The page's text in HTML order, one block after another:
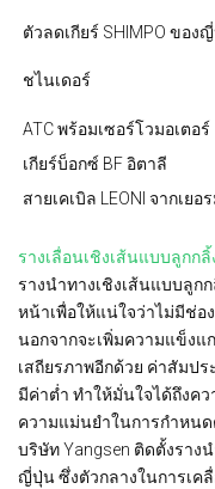
ตัวลดเกียร์ SHIMPO ของ
ชไนเดอร์
ATC พร้อมเซอร์โวมอเตอร์
เกียร์บ็อกซ์ BF อิตาลี
สายเคเบิล LEONI จากเยอ
รางเลื่อนเชิงเส้นแบบลูกก
รางนำทางเชิงเส้นแบบลูก
หน้าเพื่อให้แน่ใจว่าไม่มีช่อ
นอกจากจะเพิ่มความแข็งแ
เสถียรภาพอีกด้วย ค่าสัมป
มีค่าต่ำ ทำให้มั่นใจได้ถึงค
ความแม่นยำในการกำหน
บริษัท Yangsen ติดตั้งราง
ญี่ปุ่น ซึ่งตัวกลางในการเค